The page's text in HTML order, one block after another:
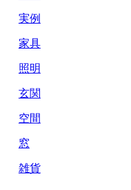
実例
家具
照明
玄関
空間
窓
雑貨